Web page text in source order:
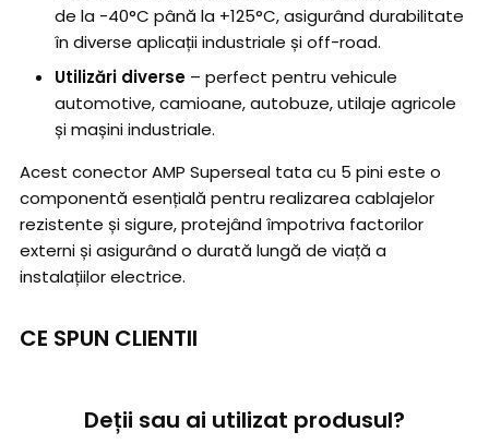
de la -40°C până la +125°C, asigurând durabilitate
în diverse aplicații industriale și off-road.
Utilizări diverse – perfect pentru vehicule
automotive, camioane, autobuze, utilaje agricole
și mașini industriale.
Acest conector AMP Superseal tata cu 5 pini este o
componentă esențială pentru realizarea cablajelor
rezistente și sigure, protejând împotriva factorilor
externi și asigurând o durată lungă de viață a
instalațiilor electrice.
CE SPUN CLIENTII
Deții sau ai utilizat produsul?